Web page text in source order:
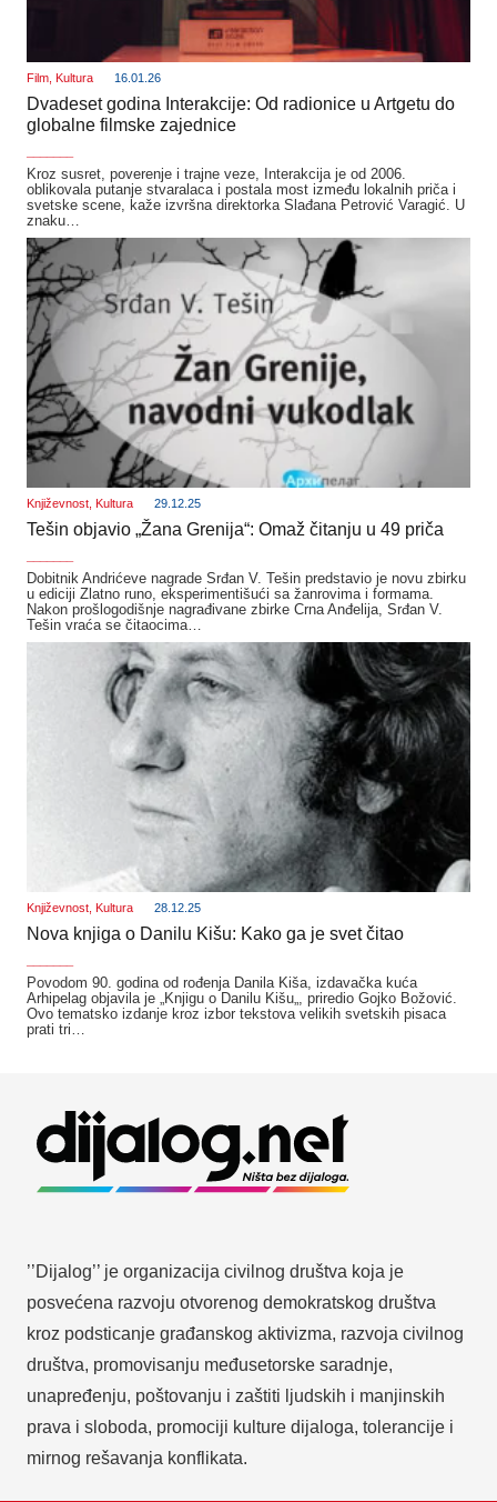
Film Kultura 16.01.26
Dvadeset godina Interakcije: Od radionice u Artgetu do
globalne filmske zajednice
Kroz susret, poverenje i trajne veze, Interakcija je od 2006.
oblikovala putanje stvaralaca i postala most između lokalnih priča i
svetske scene, kaže izvršna direktorka Slađana Petrović Varagić. U
znaku…
Književnost Kultura 29.12.25
Tešin objavio „Žana Grenija“: Omaž čitanju u 49 priča
Dobitnik Andrićeve nagrade Srđan V. Tešin predstavio je novu zbirku
u ediciji Zlatno runo, eksperimentišući sa žanrovima i formama.
Nakon prošlogodišnje nagrađivane zbirke Crna Anđelija, Srđan V.
Tešin vraća se čitaocima…
Književnost Kultura 28.12.25
Nova knjiga o Danilu Kišu: Kako ga je svet čitao
Povodom 90. godina od rođenja Danila Kiša, izdavačka kuća
Arhipelag objavila je „Knjigu o Danilu Kišu„, priredio Gojko Božović.
Ovo tematsko izdanje kroz izbor tekstova velikih svetskih pisaca
prati tri…
’’Dijalog’’ je organizacija civilnog društva koja je
posvećena razvoju otvorenog demokratskog društva
kroz podsticanje građanskog aktivizma, razvoja civilnog
društva, promovisanju međusetorske saradnje,
unapređenju, poštovanju i zaštiti ljudskih i manjinskih
prava i sloboda, promociji kulture dijaloga, tolerancije i
mirnog rešavanja konflikata.